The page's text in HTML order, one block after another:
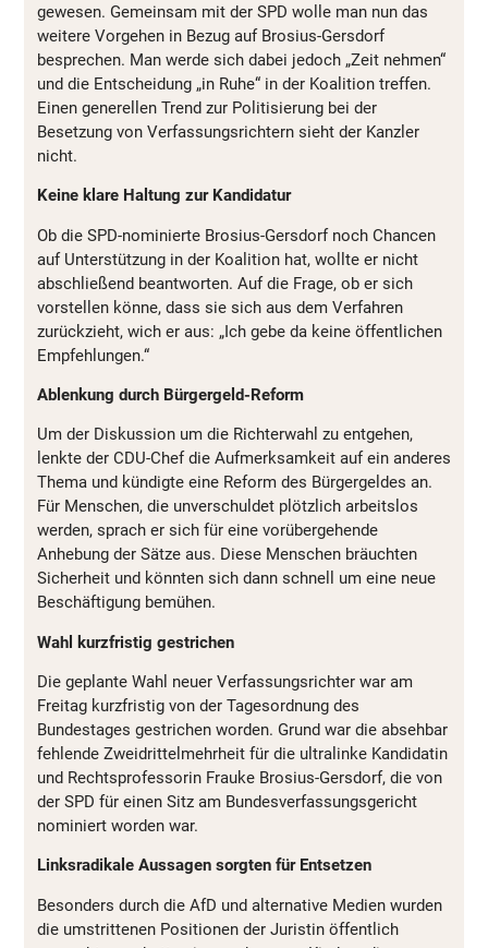
gewesen. Gemeinsam mit der SPD wolle man nun das
weitere Vorgehen in Bezug auf Brosius-Gersdorf
besprechen. Man werde sich dabei jedoch „Zeit nehmen“
und die Entscheidung „in Ruhe“ in der Koalition treffen.
Einen generellen Trend zur Politisierung bei der
Besetzung von Verfassungsrichtern sieht der Kanzler
nicht.
Keine klare Haltung zur Kandidatur
Ob die SPD-nominierte Brosius-Gersdorf noch Chancen
auf Unterstützung in der Koalition hat, wollte er nicht
abschließend beantworten. Auf die Frage, ob er sich
vorstellen könne, dass sie sich aus dem Verfahren
zurückzieht, wich er aus: „Ich gebe da keine öffentlichen
Empfehlungen.“
Ablenkung durch Bürgergeld-Reform
Um der Diskussion um die Richterwahl zu entgehen,
lenkte der CDU-Chef die Aufmerksamkeit auf ein anderes
Thema und kündigte eine Reform des Bürgergeldes an.
Für Menschen, die unverschuldet plötzlich arbeitslos
werden, sprach er sich für eine vorübergehende
Anhebung der Sätze aus. Diese Menschen bräuchten
Sicherheit und könnten sich dann schnell um eine neue
Beschäftigung bemühen.
Wahl kurzfristig gestrichen
Die geplante Wahl neuer Verfassungsrichter war am
Freitag kurzfristig von der Tagesordnung des
Bundestages gestrichen worden. Grund war die absehbar
fehlende Zweidrittelmehrheit für die ultralinke Kandidatin
und Rechtsprofessorin Frauke Brosius-Gersdorf, die von
der SPD für einen Sitz am Bundesverfassungsgericht
nominiert worden war.
Linksradikale Aussagen sorgten für Entsetzen
Besonders durch die AfD und alternative Medien wurden
die umstrittenen Positionen der Juristin öffentlich